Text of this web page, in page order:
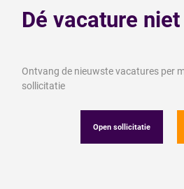
Dé vacature
Ontvang de nieuwste vacatures per
sollicitatie
Open sollicitatie